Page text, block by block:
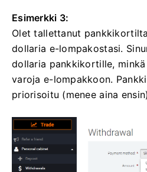
Esimerkki 3:
Olet tallettanut
dollaria e-lompakostasi.
dollaria pankkikortille,
varoja e-lompakkoon.
priorisoitu (menee aina